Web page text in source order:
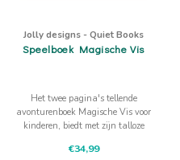
Jolly designs - Quiet Books
Speelboek Magische Vis
Het twee pagina's tellende
avonturenboek Magische Vis voor
kinderen, biedt met zijn talloze
materialen veel plezier en verfijnt
€34,99